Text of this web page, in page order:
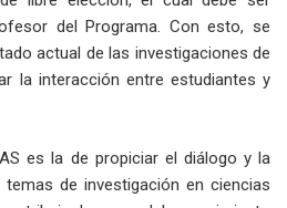
del Programa. Con esto, se
actual de las investigaciones de
la interacción entre estudiantes y
es la de propiciar el diálogo y la
de investigación en ciencias